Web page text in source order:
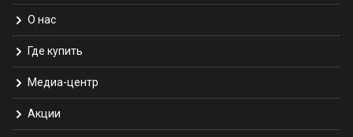
О нас
Где купить
Медиа-центр
Акции